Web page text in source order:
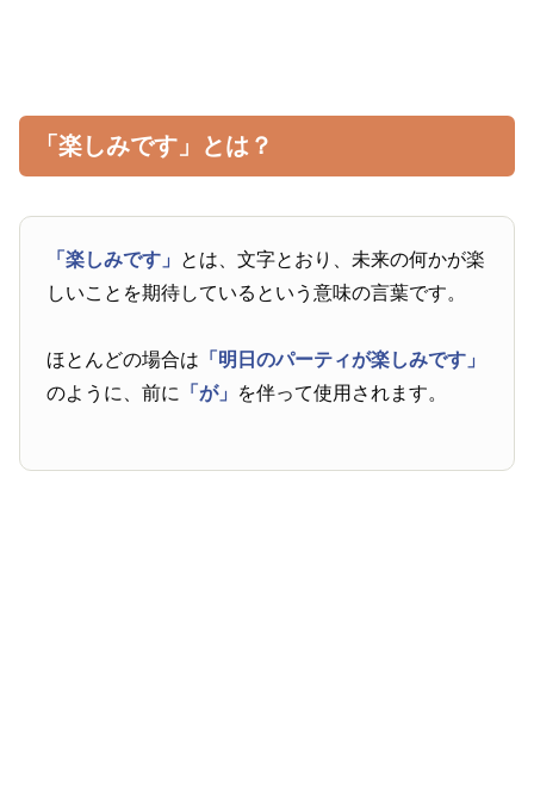
「楽しみです」とは？
「楽しみです」 とは、文字とおり、未来の何かが楽
しいことを期待しているという意味の言葉です。
ほとんどの場合は 「明日のパーティが楽しみです」
のように、前に
「が」 を伴って使用されます。